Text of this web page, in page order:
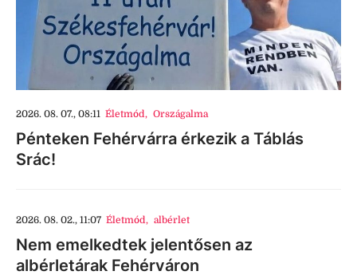
2026. 08. 07., 08:11 Életmód, Országalma
Pénteken Fehérvárra érkezik a Táblás
Srác!
2026. 08. 02., 11:07 Életmód, albérlet
Nem emelkedtek jelentősen az
albérletárak Fehérváron